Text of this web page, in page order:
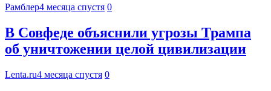
Рамблер4 месяца спустя 0
В Совфеде объяснили угрозы Трампа
об уничтожении целой цивилизации
Lenta.ru4 месяца спустя 0